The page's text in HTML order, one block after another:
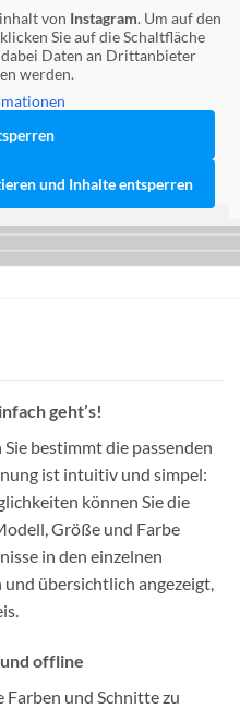
von Instagram. Um auf den
Sie auf die Schaltfläche
dabei Daten an Drittanbieter
werden.
und Inhalte entsperren
geht’s!
bestimmt die passenden
ist intuitiv und simpel:
können Sie die
Größe und Farbe
in den einzelnen
übersichtlich angezeigt,
offline
Farben und Schnitte zu